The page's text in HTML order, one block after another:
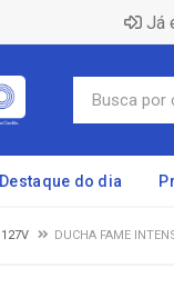
Já
Destaque do dia
127V DUCHA FAME